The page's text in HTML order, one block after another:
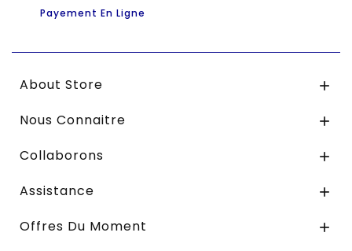
Payement En Ligne
About Store 
Nous Connaitre 
Collaborons 
Assistance 
Offres Du Moment 